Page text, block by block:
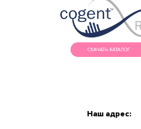
СКАЧАТЬ КАТАЛОГ
Наш адрес: